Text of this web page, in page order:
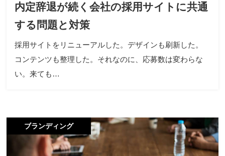
内定辞退が続く会社の採用サイトに共通
する問題と対策
採用サイトをリニューアルした。デザインも刷新した。
コンテンツも整理した。それなのに、応募数は変わらな
い。来ても…
ブランディング